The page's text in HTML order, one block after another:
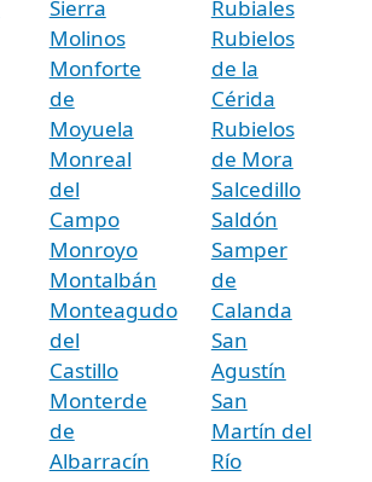
Sierra
Molinos
Monforte
de
Moyuela
Monreal
del
Campo
Monroyo
Montalbán
Monteagudo
del
Castillo
Monterde
de
Albarracín
Rubiales
Rubielos
de la
Cérida
Rubielos
de Mora
Salcedillo
Saldón
Samper
de
Calanda
San
Agustín
San
Martín del
Río